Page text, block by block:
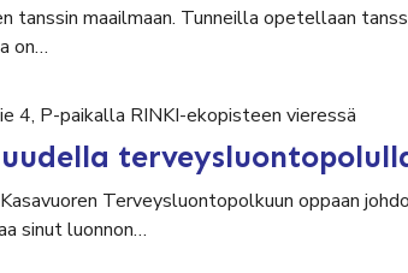
tanssin maailmaan. Tunneilla opetellaan
on…
4, P-paikalla RINKI-ekopisteen vieressä
Terveysluontopolkuun oppaan
sinut luonnon…